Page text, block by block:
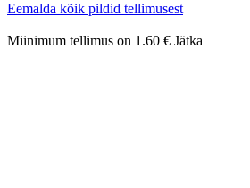
Eemalda kõik pildid tellimusest
Miinimum tellimus on 1.60 € Jätka